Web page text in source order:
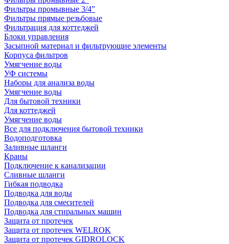
Фильтры промывные 3/4”
Фильтры прямые резьбовые
Фильтрация для коттеджей
Блоки управления
Засыпной материал и фильтрующие элементы
Корпуса фильтров
Умягчение воды
УФ системы
Наборы для анализа воды
Умягчение воды
Для бытовой техники
Для коттеджей
Умягчение воды
Все для подключения бытовой техники
Водоподготовка
Заливные шланги
Краны
Подключение к канализации
Сливные шланги
Гибкая подводка
Подводка для воды
Подводка для смесителей
Подводка для стиральных машин
Защита от протечек
Защита от протечек WELROK
Защита от протечек GIDROLOCK